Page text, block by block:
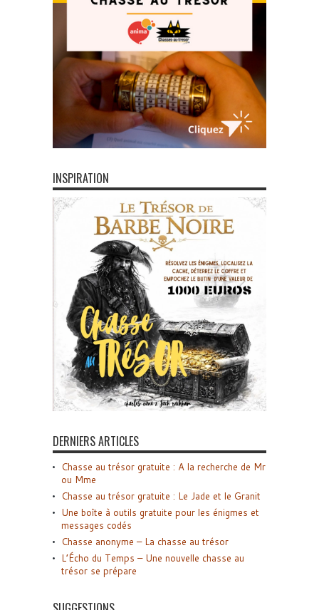
INSPIRATION
DERNIERS ARTICLES
Chasse au trésor gratuite : A la recherche de Mr
ou Mme
Chasse au trésor gratuite : Le Jade et le Granit
Une boîte à outils gratuite pour les énigmes et
messages codés
Chasse anonyme – La chasse au trésor
L’Écho du Temps – Une nouvelle chasse au
trésor se prépare